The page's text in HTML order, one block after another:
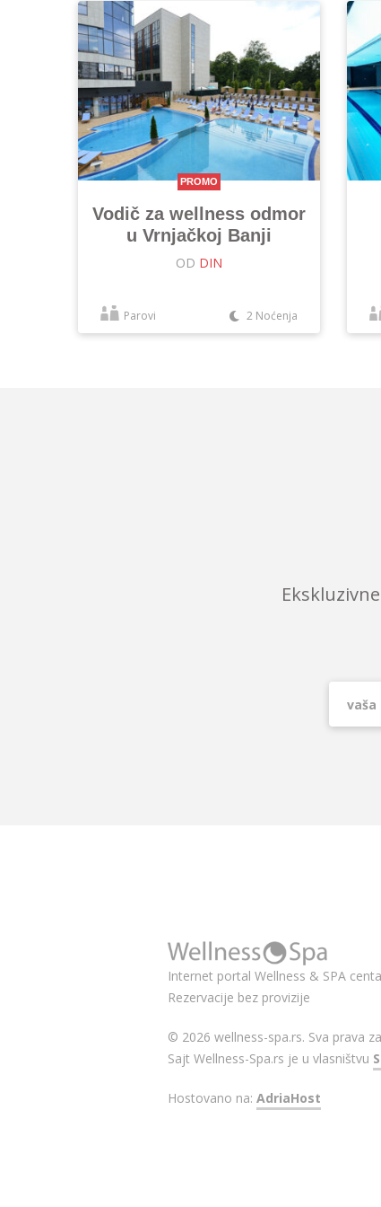
PROMO
Vodič za wellness odmor
u Vrnjačkoj Banji
OD DIN
Parovi 2 Noćenja
Internet portal Wellness & SPA
Rezervacije bez provizije
© 2026 wellness-spa.rs. Sva prava
Sajt Wellness-Spa.rs je u vlasništvu
Hostovano na: AdriaHost